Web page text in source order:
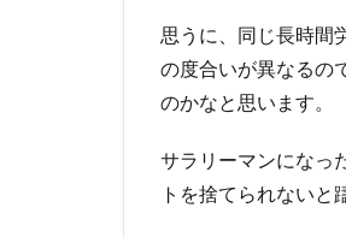
思うに、同じ長時間
の度合いが異なるの
のかなと思います。
サラリーマンになっ
トを捨てられないと